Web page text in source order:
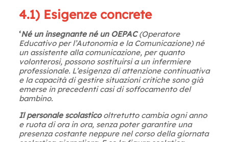
4.1) Esigenze concrete
‘Né un insegnante né un OEPAC(Operatore
Educativo per l’Autonomia e la Comunicazione) né
un assistente alla comunicazione, per quanto
volonterosi, possono sostituirsi a un infermiere
professionale. L’esigenza di attenzione continuativa
e la capacità di gestire situazioni critiche sono già
emerse in precedenti casi di soffocamento del
bambino.
Il personale scolasticooltretutto cambia ogni anno
e ruota di ora in ora, senza poter garantire una
presenza costante neppure nel corso della giornata